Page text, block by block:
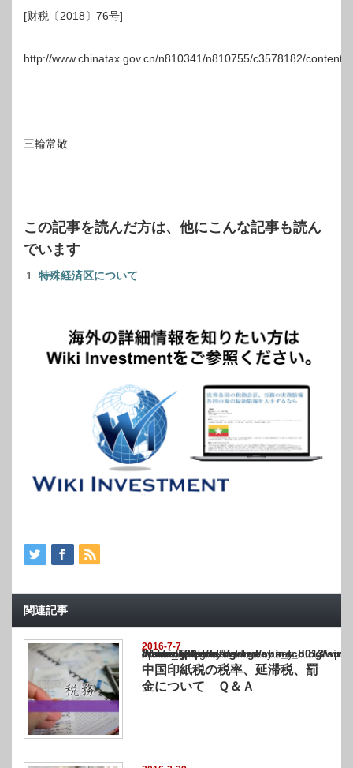
[财税〔2018〕76号]
http://www.chinatax.gov.cn/n810341/n810755/c3578182/
三輪常敬
この記事を読んだ方は、他にこんな記事も読ん
でいます
特殊経済区について
関連記事
2016-7-7
Warning
: Undefined array key "show_category" in
/home/netst/kuno-cpa.co.jp/public_html/china_blog/wp-content/themes/
on line183
中国印紙税の税率、延滞税、罰
金について Ｑ＆Ａ